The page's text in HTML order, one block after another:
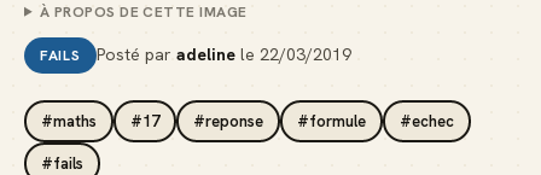
À PROPOS DE CETTE IMAGE
FAILS Posté par adelinele 22/03/2019
#maths #17 #reponse #formule #echec
#fails